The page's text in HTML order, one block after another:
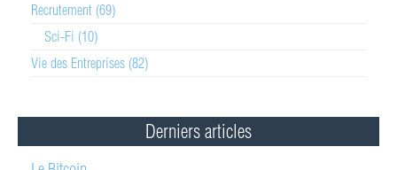
Recrutement (69)
Sci-Fi (10)
Vie des Entreprises (82)
Derniers articles